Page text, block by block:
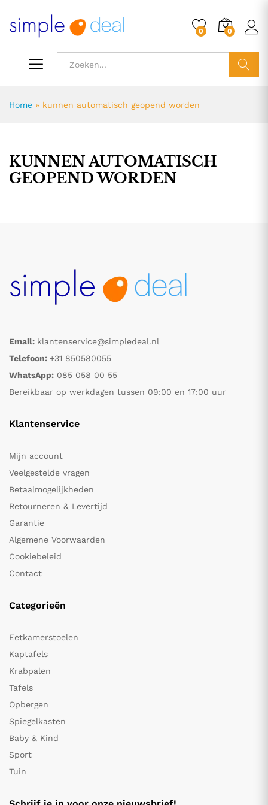
0 0
Home » kunnen automatisch geopend worden
KUNNEN AUTOMATISCH
GEOPEND WORDEN
Email: klantenservice@simpledeal.nl
Telefoon: +31 850580055
WhatsApp: 085 058 00 55
Bereikbaar op werkdagen tussen 09:00 en 17:00 uur
Klantenservice
Mijn account
Veelgestelde vragen
Betaalmogelijkheden
Retourneren & Levertijd
Garantie
Algemene Voorwaarden
Cookiebeleid
Contact
Categorieën
Eetkamerstoelen
Kaptafels
Krabpalen
Tafels
Opbergen
Spiegelkasten
Baby & Kind
Sport
Tuin